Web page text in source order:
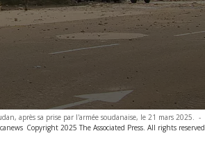
après sa prise par l'armée soudanaise, le 21 mars 2025. -
Copyright 2025 The Associated Press. All rights reserved